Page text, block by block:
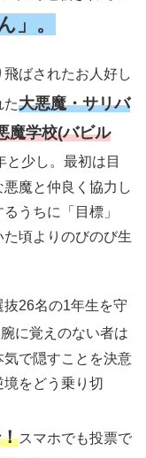
」。
ばされたお人好し
た大悪魔・サリバ
魔学校(バビル
と少し。最初は目
魔と仲良く協力し
うちに「目標」
た頃よりのびのび生
26名の1年生を守
に覚えのない者は
で隠すことを決意
をどう乗り切
スマホでも投票で